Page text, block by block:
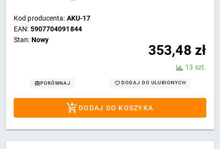
Kod producenta: AKU-17
EAN: 5907704091844
Stan: Nowy
353,48 zł
13 szt.
PORÓWNAJ DODAJ DO ULUBIONYCH
DODAJ DO KOSZYKA